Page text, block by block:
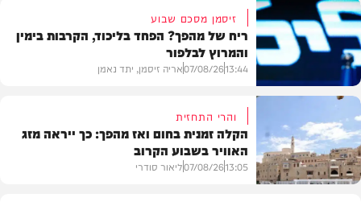
בארץ
פוליטי
זיסמן מסכם שבוע
ריח של מהפך? הפחד בליכוד, הקרבות בימין
והמרוץ לבלפור
13:44
07/08/26אריה זיסמן, יתד נאמן
והרי התחזית
הקלה זמנית בחום ואז מהפך: כך ייראה מזג
האוויר בשבוע הקרוב
13:05
07/08/26ליאור סודרי